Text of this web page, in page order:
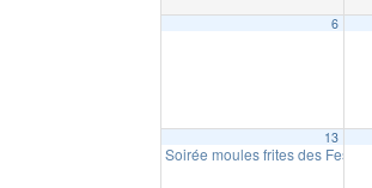
6
13
Soirée moules frites des Festous